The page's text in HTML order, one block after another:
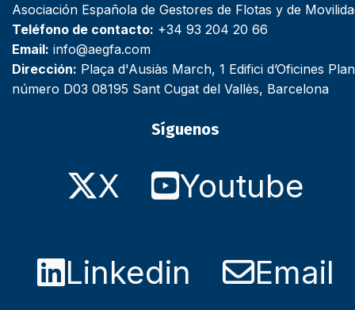
Asociación Española de Gestores de Flotas y de
Teléfono de contacto: +34 93 204 20 66
Email: info@aegfa.com
Dirección: Plaça d'Ausiàs March, 1 Edifici d’Oficines
número D03 08195 Sant Cugat del Vallès, Barcelona
Síguenos
X Youtube
Linkedin Email